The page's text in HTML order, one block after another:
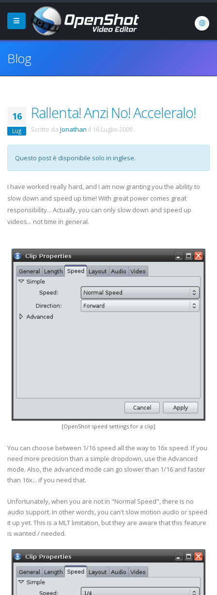
Blog
16
Lug
Rallenta! Anzi No! Acceleralo!
Scritto da Jonathan il 16 Luglio 2009 .
Questo post è disponibile solo in inglese.
I have worked really hard, and I am now granting you the ability to
slow down and speed up time! With great power comes great
responsibility... Actually, you can only slow down and speed up
videos... not time in general.
[OpenShot speed settings for a clip]
You can choose between 1/16 speed all the way to 16x speed. If you
need more precision than a simple dropdown, use the Advanced
mode. Also, the advanced mode can go slower than 1/16 and faster
than 16x... if you need that.
Unfortunately, when you are not in "Normal Speed", there is no
audio support. In other words, you can't slow motion audio or speed
it up yet. This is a MLT limitation, but they are aware that this feature
is wanted / needed.